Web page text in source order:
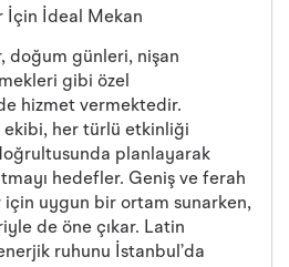
İçin İdeal Mekan
doğum günleri, nişan
gibi özel
hizmet vermektedir.
ekibi, her türlü etkinliği
planlayarak
hedefler. Geniş ve ferah
için uygun bir ortam sunarken,
de öne çıkar. Latin
ruhunu İstanbul’da